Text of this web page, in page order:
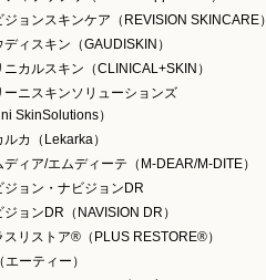
ジョンスキンケア（REVISION SKINCARE）
ディスキン（GAUDISKIN）
ニカルスキン（CLINICAL+SKIN）
ーニスキンソリューションズ
SkinSolutions）
ルカ（Lekarka）
ディア/エムディーテ（M-DEAR/M-DITE）
ジョン・ナビジョンDR
ジョンDR（NAVISION DR）
スリストア®（PLUS RESTORE®）
エーティー）